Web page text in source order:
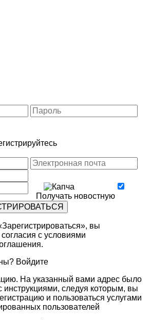
Получать новостную
вы
с условиями
.
Войдите
На указанный вами адрес было
инструкциями, следуя которым, вы
и пользоваться услугами
пользователей